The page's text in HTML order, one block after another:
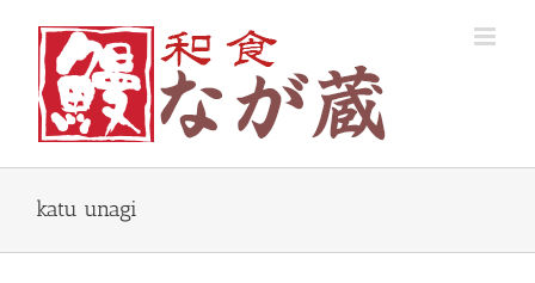
content
katu unagi